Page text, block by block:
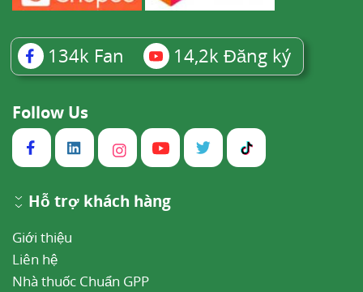
134k Fan 14,2k Đăng ký
Follow Us
Hỗ trợ khách hàng
Giới thiệu
Liên hệ
Nhà thuốc Chuẩn GPP